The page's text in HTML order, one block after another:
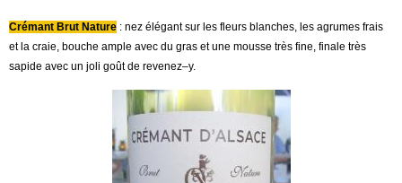
Crémant Brut Nature : nez élégant sur les fleurs blanches, les agrumes frais
et la craie, bouche ample avec du gras et une mousse très fine, finale très
sapide avec un joli goût de revenez–y.